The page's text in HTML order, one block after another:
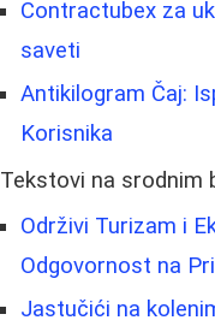
Contractubex za
saveti
Antikilogram Čaj:
Korisnika
Tekstovi na srodnim
Održivi Turizam i
Odgovornost na
Jastučići na